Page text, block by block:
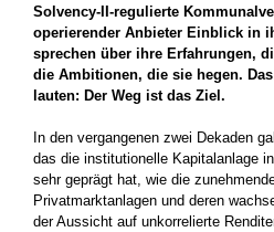
Solvency-II-regulierte
operierender Anbieter Einblick in
sprechen über ihre Erfahrungen,
die Ambitionen, die sie hegen.
lauten: Der Weg ist das Ziel.
In den vergangenen zwei Dekaden
das die institutionelle Kapitalanlage
sehr geprägt hat, wie die
Privatmarktanlagen und deren
der Aussicht auf unkorrelierte